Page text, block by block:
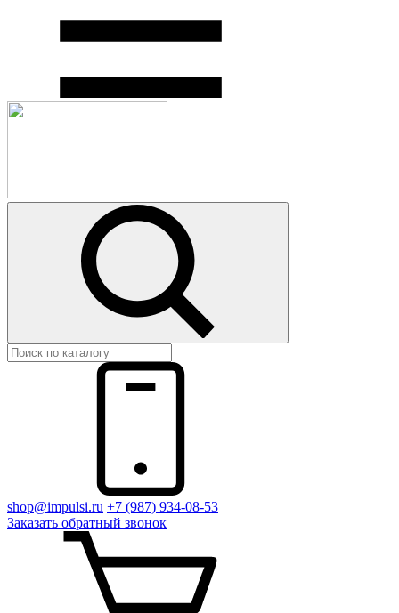
shop@impulsi.ru +7 (987) 934-08-53
Заказать обратный звонок